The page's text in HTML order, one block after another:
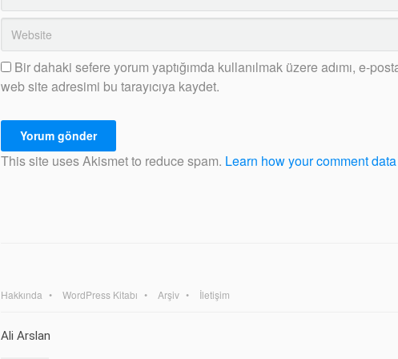
Bir dahaki sefere yorum yaptığımda kullanılmak üzere adımı, e-
web site adresimi bu tarayıcıya kaydet.
This site uses Akismet to reduce spam. Learn how your comment
Hakkında WordPress Kitabı Arşiv İletişim
Ali Arslan